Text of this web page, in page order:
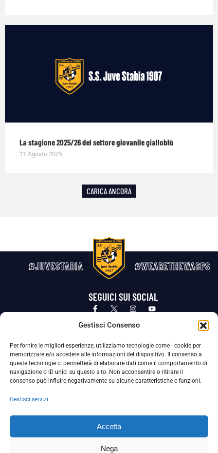
Gestisci Consenso
Per fornire le migliori esperienze, utilizziamo tecnologie come i cookie per
memorizzare e/o accedere alle informazioni del dispositivo. Il consenso a
queste tecnologie ci permetterà di elaborare dati come il comportamento di
navigazione o ID unici su questo sito. Non acconsentire o ritirare il
consenso può influire negativamente su alcune caratteristiche e funzioni.
Gestisci servizi
Accetta
Nega
La stagione 2025/26 del settore giovanile gialloblù
11 Agosto 2025
CARICA ANCORA
#JUVESTABIA #WEARETHEWASPS
SEGUICI SUI SOCIAL
Privacy Policy Cookie Policy
La Società ha nominato il Responsabile della Protezione dei Dati Personali (DPO), figura specializzata che vigila sulle modalità
adottate dalla nostra Società per tutelare i Suoi dati personali.
Per contattare il DPO può scrivere a
La Società ha inoltre adottato un proprio Codice Etico, consultabile al seguente link: